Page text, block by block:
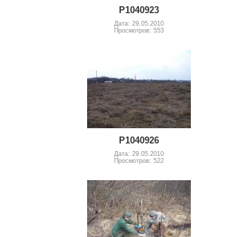
P1040923
Дата: 29.05.2010
Просмотров: 553
P1040926
Дата: 29.05.2010
Просмотров: 522